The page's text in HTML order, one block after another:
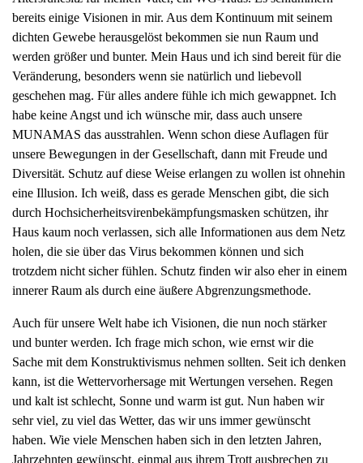
bereits einige Visionen in mir. Aus dem Kontinuum mit seinem
dichten Gewebe herausgelöst bekommen sie nun Raum und
werden größer und bunter. Mein Haus und ich sind bereit für die
Veränderung, besonders wenn sie natürlich und liebevoll
geschehen mag. Für alles andere fühle ich mich gewappnet. Ich
habe keine Angst und ich wünsche mir, dass auch unsere
MUNAMAS das ausstrahlen. Wenn schon diese Auflagen für
unsere Bewegungen in der Gesellschaft, dann mit Freude und
Diversität. Schutz auf diese Weise erlangen zu wollen ist ohnehin
eine Illusion. Ich weiß, dass es gerade Menschen gibt, die sich
durch Hochsicherheitsvirenbekämpfungsmasken schützen, ihr
Haus kaum noch verlassen, sich alle Informationen aus dem Netz
holen, die sie über das Virus bekommen können und sich
trotzdem nicht sicher fühlen. Schutz finden wir also eher in einem
innerer Raum als durch eine äußere Abgrenzungsmethode.
Auch für unsere Welt habe ich Visionen, die nun noch stärker
und bunter werden. Ich frage mich schon, wie ernst wir die
Sache mit dem Konstruktivismus nehmen sollten. Seit ich denken
kann, ist die Wettervorhersage mit Wertungen versehen. Regen
und kalt ist schlecht, Sonne und warm ist gut. Nun haben wir
sehr viel, zu viel das Wetter, das wir uns immer gewünscht
haben. Wie viele Menschen haben sich in den letzten Jahren,
Jahrzehnten gewünscht, einmal aus ihrem Trott ausbrechen zu